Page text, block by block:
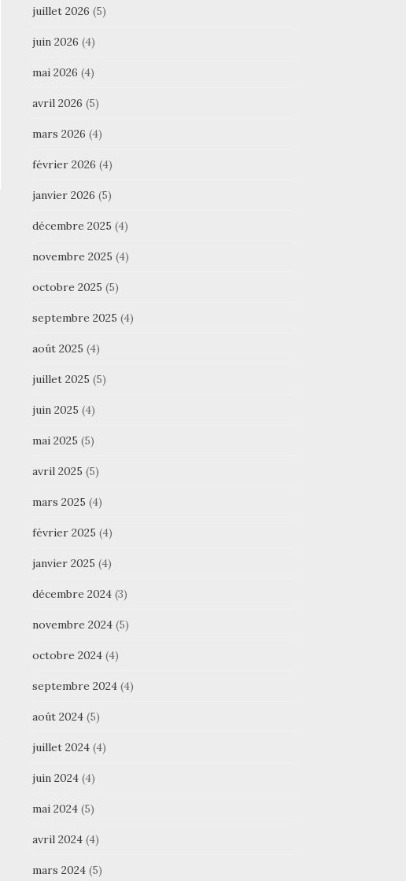
juillet 2026 (5)
juin 2026 (4)
mai 2026 (4)
avril 2026 (5)
mars 2026 (4)
février 2026 (4)
janvier 2026 (5)
décembre 2025 (4)
novembre 2025 (4)
octobre 2025 (5)
septembre 2025 (4)
août 2025 (4)
juillet 2025 (5)
juin 2025 (4)
mai 2025 (5)
avril 2025 (5)
mars 2025 (4)
février 2025 (4)
janvier 2025 (4)
décembre 2024(3)
novembre 2024(5)
octobre 2024(4)
septembre 2024(4)
août 2024(5)
juillet 2024(4)
juin 2024(4)
mai 2024(5)
avril 2024(4)
mars 2024(5)